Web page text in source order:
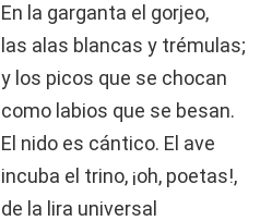
En la garganta el gorjeo,
las alas blancas y trémulas;
y los picos que se chocan
como labios que se besan.
El nido es cántico. El ave
incuba el trino, ¡oh, poetas!,
de la lira universal